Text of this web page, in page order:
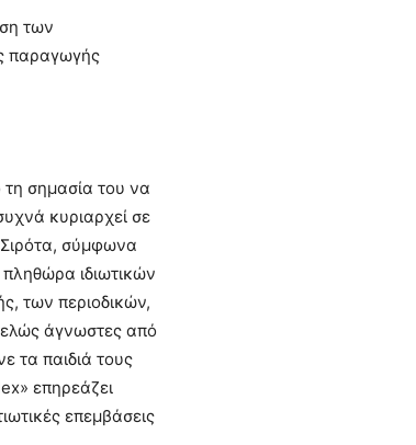
των
παραγωγής
τη σημασία του να
κυριαρχεί σε
Σιρότα, σύμφωνα
ιδιωτικών
των περιοδικών,
άγνωστες από
τα παιδιά τους
επηρεάζει
επεμβάσεις